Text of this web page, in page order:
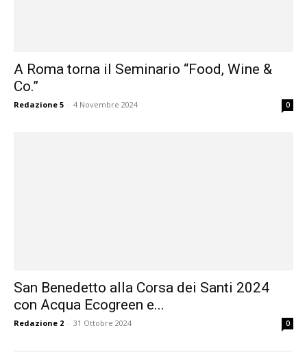
A Roma torna il Seminario “Food, Wine &
Co.”
Redazione 5 - 4 Novembre 2024 0
San Benedetto alla Corsa dei Santi 2024
con Acqua Ecogreen e...
Redazione 2 - 31 Ottobre 2024 0